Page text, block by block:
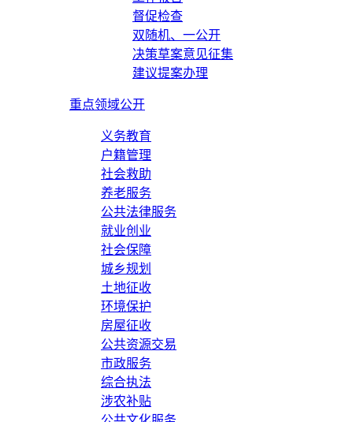
督促检查
双随机、一公开
决策草案意见征集
建议提案办理
重点领域公开
义务教育
户籍管理
社会救助
养老服务
公共法律服务
就业创业
社会保障
城乡规划
土地征收
环境保护
房屋征收
公共资源交易
市政服务
综合执法
涉农补贴